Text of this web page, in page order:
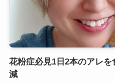
花粉症必見1日2本のアレ
減